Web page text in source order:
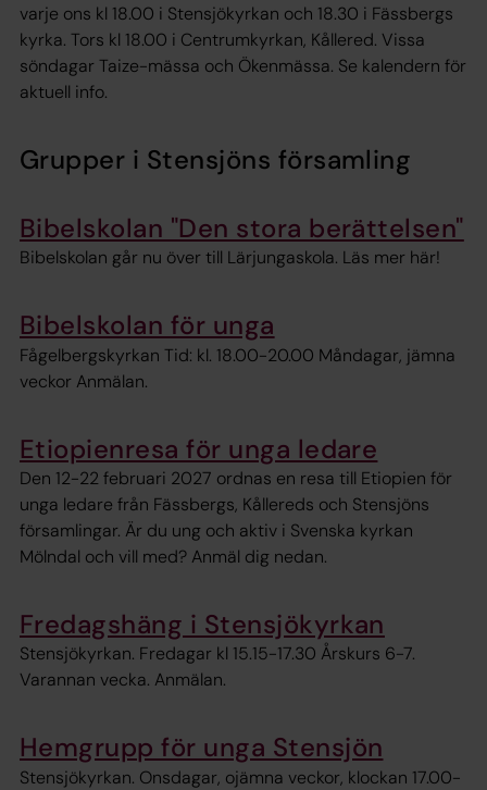
varje ons kl 18.00 i Stensjökyrkan och 18.30 i Fässbergs
kyrka. Tors kl 18.00 i Centrumkyrkan, Kållered. Vissa
söndagar Taize-mässa och Ökenmässa. Se kalendern för
aktuell info.
Grupper i Stensjöns församling
Bibelskolan "Den stora berättelsen"
Bibelskolan går nu över till Lärjungaskola. Läs mer här!
Bibelskolan för unga
Fågelbergskyrkan Tid: kl. 18.00-20.00 Måndagar, jämna
veckor Anmälan.
Etiopienresa för unga ledare
Den 12-22 februari 2027 ordnas en resa till Etiopien för
unga ledare från Fässbergs, Kållereds och Stensjöns
församlingar. Är du ung och aktiv i Svenska kyrkan
Mölndal och vill med? Anmäl dig nedan.
Fredagshäng i Stensjökyrkan
Stensjökyrkan. Fredagar kl 15.15-17.30 Årskurs 6-7.
Varannan vecka. Anmälan.
Hemgrupp för unga Stensjön
Stensjökyrkan. Onsdagar, ojämna veckor, klockan 17.00-